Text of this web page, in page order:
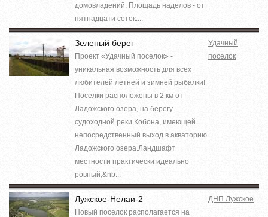
домовладений. Площадь наделов - от
пятнадцати соток....
Зеленый берег
Проект «Удачный поселок» -
уникальная возможность для всех
любителей летней и зимней рыбалки!
Поселки расположены в 2 км от
Ладожского озера, на берегу
судоходной реки Кобона, имеющей
непосредственный выход в акваторию
Ладожского озера.Ландшафт
местности практически идеально
ровный,&nb...
Удачный
поселок
Лужское-Нелаи-2
Новый поселок располагается на
ДНП Лужское